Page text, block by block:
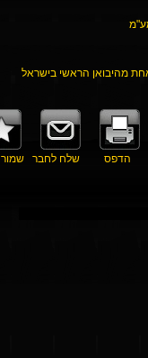
הראשי בישראל
הדפס שלח לחבר שמור